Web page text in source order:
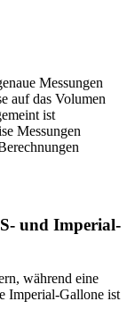
Messungen
auf das Volumen
ist
Messungen
und Imperial-
während eine
Imperial-Gallone ist